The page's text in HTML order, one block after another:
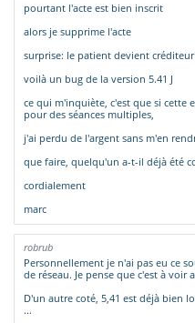
pourtant l'acte est bien inscrit
alors je supprime l'acte
surprise: le patient devient
voilà un bug de la version 5.41 J
ce qui m'inquiète, c'est que si cette
pour des séances multiples,
j'ai perdu de l'argent sans m'en
que faire, quelqu'un a-t-il déjà été
cordialement
marc
robrub
Personnellement je n'ai pas eu ce
de réseau. Je pense que c'est à voir
D'un autre coté, 5,41 est déjà bien
...